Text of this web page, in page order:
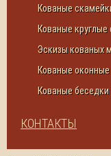
Кованые
Кованые круглые
Эскизы кованых
Кованые
Кованые
КОНТАКТЫ